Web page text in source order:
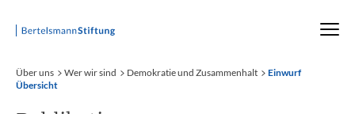
Startseite
Über uns Wer wir sind Demokratie und Zusammenhalt
Einwurf
Übersicht